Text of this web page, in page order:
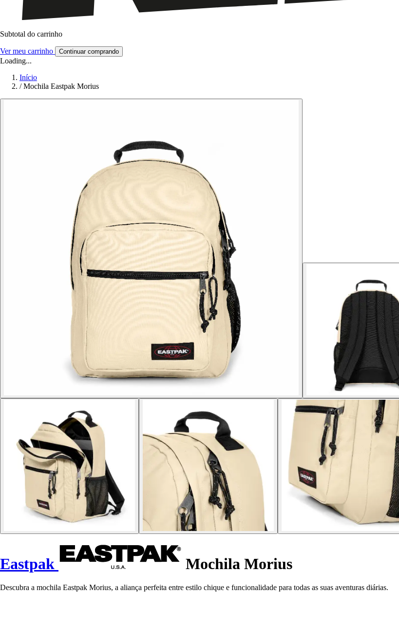
Subtotal do carrinho
Ver meu carrinho Continuar comprando
Loading...
Início
/ Mochila Eastpak Morius
Eastpak Mochila Morius
Descubra a mochila Eastpak Morius, a aliança perfeita entre estilo chique e funcionalidade para todas as suas aventuras diárias.